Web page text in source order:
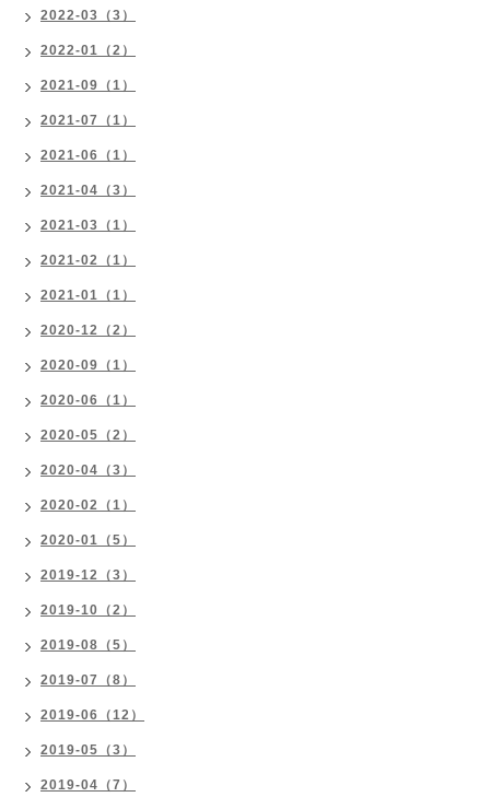
2022-03（3）
2022-01（2）
2021-09（1）
2021-07（1）
2021-06（1）
2021-04（3）
2021-03（1）
2021-02（1）
2021-01（1）
2020-12（2）
2020-09（1）
2020-06（1）
2020-05（2）
2020-04（3）
2020-02（1）
2020-01（5）
2019-12（3）
2019-10（2）
2019-08（5）
2019-07（8）
2019-06（12）
2019-05（3）
2019-04（7）